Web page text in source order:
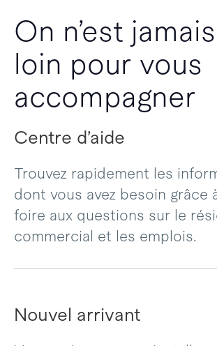
On n’est
loin pour vous
accompagner
Centre d’aide
Trouvez rapidement les
dont vous avez besoin grâce
foire aux questions sur le
commercial et les emplois.
Nouvel arrivant